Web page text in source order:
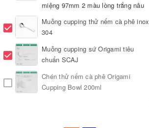
miệng 97mm 2 màu lòng trắng nâu
Muỗng cupping thử nếm cà phê inox
304
Muỗng cupping sứ Origami tiêu
chuẩn SCAJ
Chén thử nếm cà phê Origami
Cupping Bowl 200ml